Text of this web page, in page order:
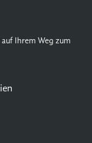
Ihrem Weg zum